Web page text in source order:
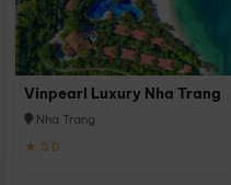
Vinpearl Luxury Nha Trang
Nha Trang
★ 5.0